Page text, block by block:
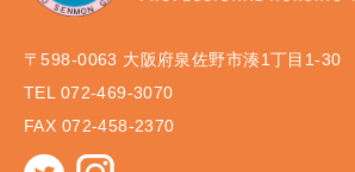
〒598-0063 大阪府泉佐野市湊1丁目1-30
TEL 072-469-3070
FAX 072-458-2370